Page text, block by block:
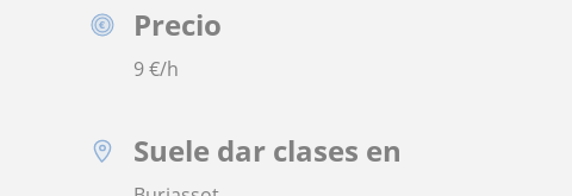
Precio
9€/h
Suele dar clases en